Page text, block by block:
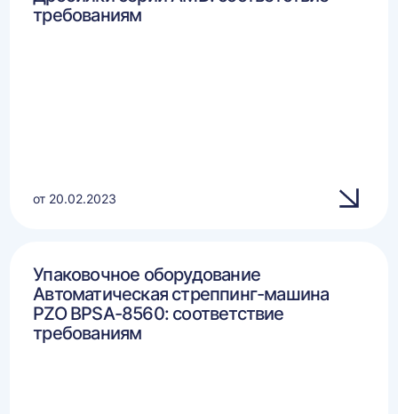
требованиям
от 20.02.2023
Упаковочное оборудование
Автоматическая стреппинг-машина
PZO BPSA-8560: соответствие
требованиям